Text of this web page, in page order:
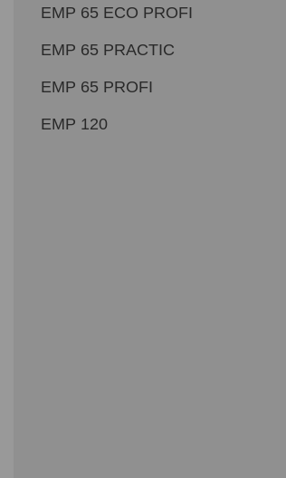
EMP 65 ECO PROFI
EMP 65 PRACTIC
EMP 65 PROFI
EMP 120